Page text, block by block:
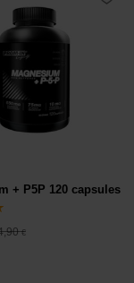
+ P5P 120 capsules
€